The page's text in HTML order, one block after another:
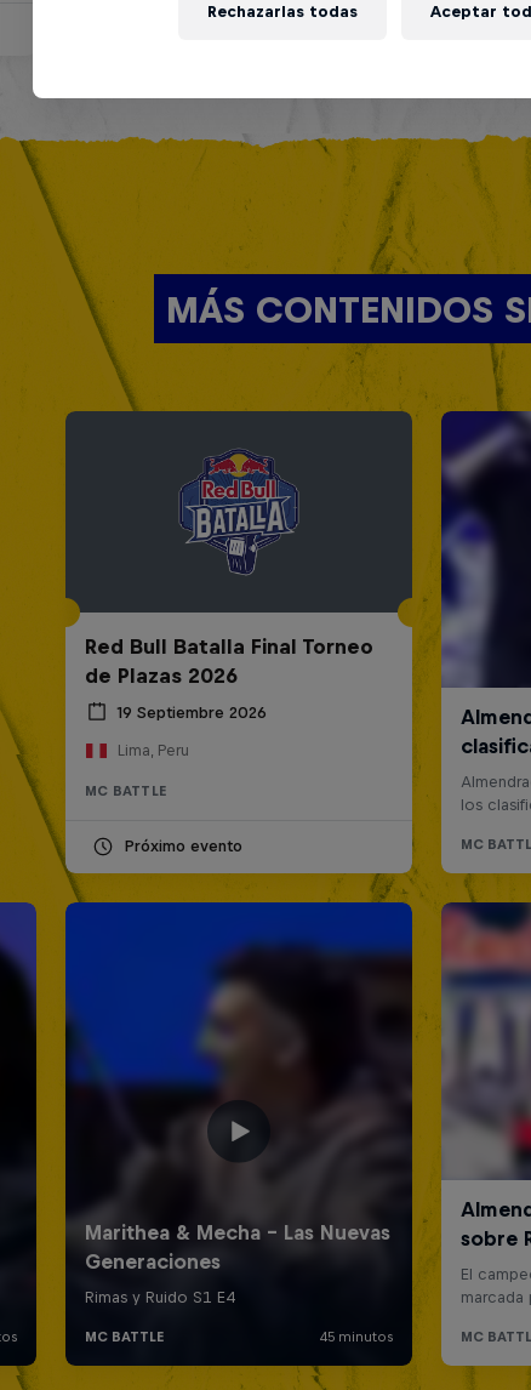
MÁS CONTENIDOS
Red Bull Batalla Final Torneo
de Plazas 2026
19 Septiembre 2026
Lima, Peru
MC BATTLE
Próximo evento
Rechazarlas todas Aceptar